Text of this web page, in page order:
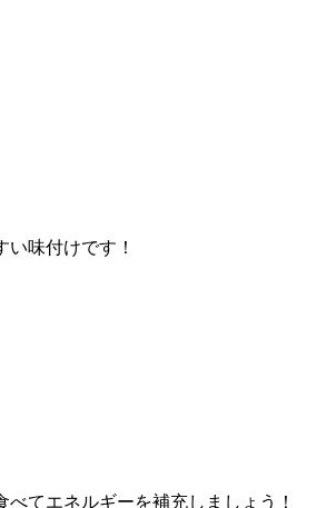
味付けです！
てエネルギーを補充しましょう！